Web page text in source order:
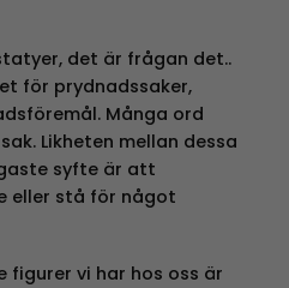
det är frågan det..
för prydnadssaker,
Många ord
Likheten mellan dessa
syfte är att
eller stå för något
figurer vi har hos oss är